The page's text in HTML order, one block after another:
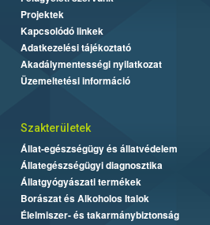
Projektek
Kapcsolódó linkek
Adatkezelési tájékoztató
Akadálymentességi nyilatkozat
Üzemeltetési információ
Szakterületek
Állat-egészségügy és állatvédelem
Állategészségügyi diagnosztika
Állatgyógyászati termékek
Borászat és Alkoholos Italok
Élelmiszer- és takarmánybiztonság